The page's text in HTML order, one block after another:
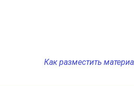
Как разместить